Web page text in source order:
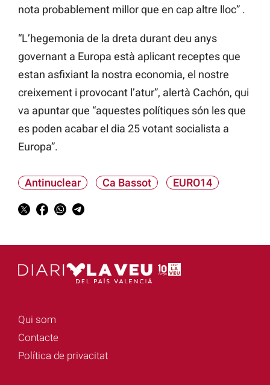
nota probablement millor que en cap altre lloc” .
“L’hegemonia de la dreta durant deu anys
governant a Europa està aplicant receptes que
estan asfixiant la nostra economia, el nostre
creixement i provocant l’atur”, alertà Cachón, qui
va apuntar que “aquestes polítiques són les que
es poden acabar el dia 25 votant socialista a
Europa”.
Antinuclear Ca Bassot EURO14
Qui som
Contacte
Política de privacitat